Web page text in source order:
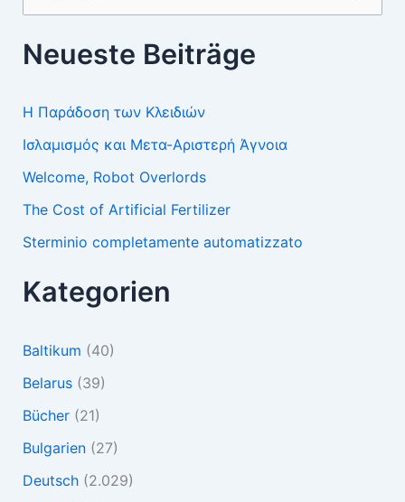
nach:
Neueste Beiträge
Η Παράδοση των Κλειδιών
Ισλαμισμός και Μετα-Αριστερή Άγνοια
Welcome, Robot Overlords
The Cost of Artificial Fertilizer
Sterminio completamente automatizzato
Kategorien
Baltikum (40)
Belarus(39)
Bücher(21)
Bulgarien(27)
Deutsch(2.029)